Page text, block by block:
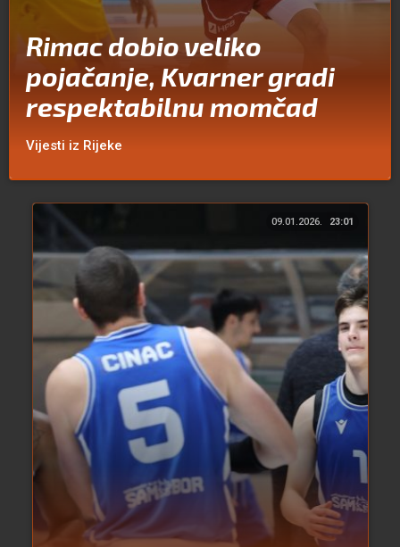
Rimac dobio veliko
pojačanje, Kvarner gradi
respektabilnu momčad
Vijesti iz Rijeke
09.01.2026. 23:01